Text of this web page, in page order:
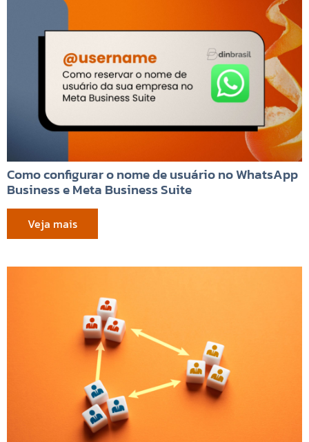
Como configurar o nome de usuário no WhatsApp
Business e Meta Business Suite
Veja mais